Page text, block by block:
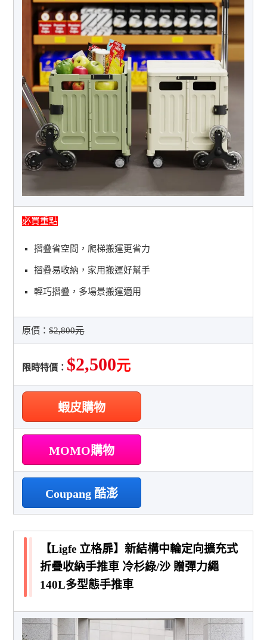
必買重點
摺疊省空間，爬梯搬運更省力
摺疊易收納，家用搬運好幫手
輕巧摺疊，多場景搬運適用
原價：$2,800元
限時特價： $2,500元
蝦皮購物
MOMO購物
Coupang 酷澎
【Ligfe 立格扉】新結構中輪定向擴充式
折疊收納手推車 冷杉綠/沙 贈彈力繩
140L多型態手推車